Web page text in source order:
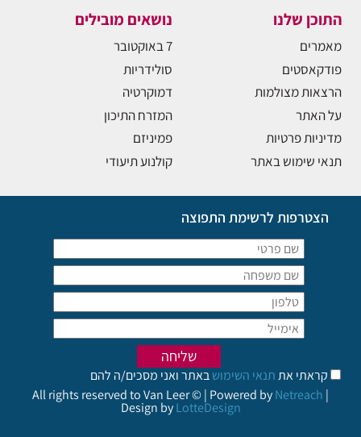
התוכן שלנו
מאמרים
פודקאסטים
הרצאות מצולמות
על האתר
מדיניות פרטיות
תנאי שימוש באתר
נושאים מובילים
7 באוקטובר
סולידריות
דמוקרטיה
המזרח התיכון
פמיניזם
קולנוע תיעודי
הצטרפות לרשימת התפוצה
קראתי אתתנאי השימושבאתר ואני מסכים/ה להם
All rights reserved to Van Leer © | Powered byNetreach |
Design byLotteDesign